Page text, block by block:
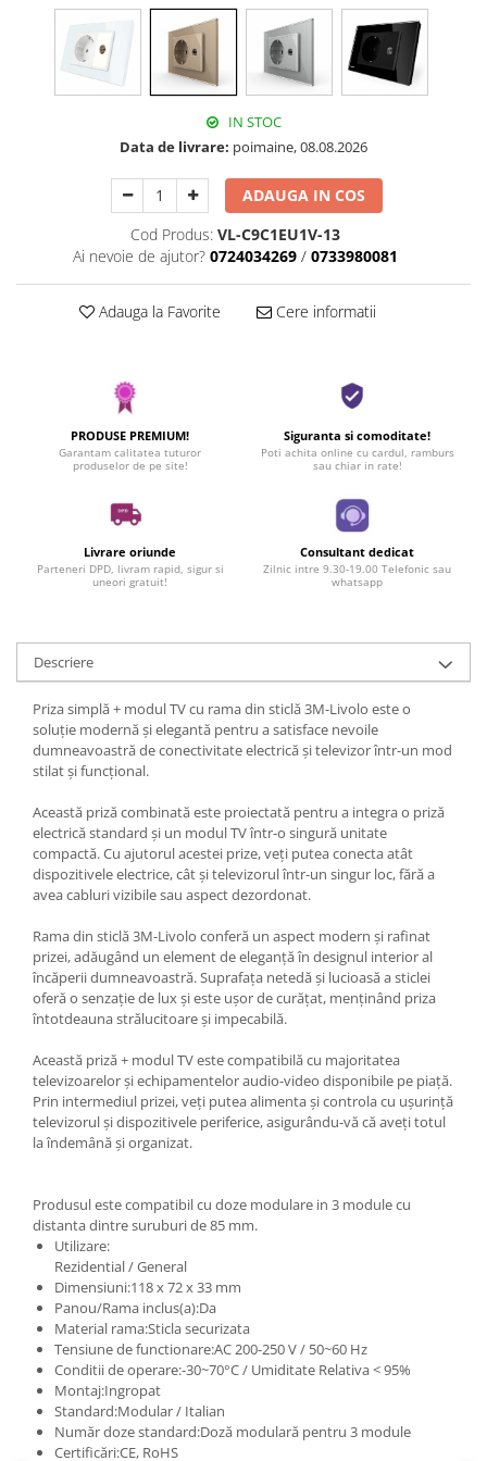
IN STOC
Data de livrare: poimaine, 08.08.2026
ADAUGA IN COS
Cod Produs: VL-C9C1EU1V-13
Ai nevoie de ajutor? 0724034269 / 0733980081
Adauga la Favorite Cere informatii
PRODUSE PREMIUM!
Garantam calitatea tuturor
produselor de pe site!
Siguranta si comoditate!
Poti achita online cu cardul, ramburs
sau chiar in rate!
Livrare oriunde
Parteneri DPD, livram rapid, sigur si
uneori gratuit!
Consultant dedicat
Zilnic intre 9.30-19.00 Telefonic sau
whatsapp
Descriere
Priza simplă + modul TV cu rama din sticlă 3M-Livolo este o
soluție modernă și elegantă pentru a satisface nevoile
dumneavoastră de conectivitate electrică și televizor într-un mod
stilat și funcțional.
Această priză combinată este proiectată pentru a integra o priză
electrică standard și un modul TV într-o singură unitate
compactă. Cu ajutorul acestei prize, veți putea conecta atât
dispozitivele electrice, cât și televizorul într-un singur loc, fără a
avea cabluri vizibile sau aspect dezordonat.
Rama din sticlă 3M-Livolo conferă un aspect modern și rafinat
prizei, adăugând un element de eleganță în designul interior al
încăperii dumneavoastră. Suprafața netedă și lucioasă a sticlei
oferă o senzație de lux și este ușor de curățat, menținând priza
întotdeauna strălucitoare și impecabilă.
Această priză + modul TV este compatibilă cu majoritatea
televizoarelor și echipamentelor audio-video disponibile pe piață.
Prin intermediul prizei, veți putea alimenta și controla cu ușurință
televizorul și dispozitivele periferice, asigurându-vă că aveți totul
la îndemână și organizat.
Produsul este compatibil cu doze modulare in 3 module cu
distanta dintre suruburi de 85 mm.
Utilizare:
Rezidential / General
Dimensiuni:118 x 72 x 33 mm
Panou/Rama inclus(a):Da
Material rama:Sticla securizata
Tensiune de functionare:AC 200-250 V / 50~60 Hz
Conditii de operare:-30~70°C / Umiditate Relativa < 95%
Montaj:Ingropat
Standard:Modular / Italian
Număr doze standard:Doză modulară pentru 3 module
Certificări:CE, RoHS